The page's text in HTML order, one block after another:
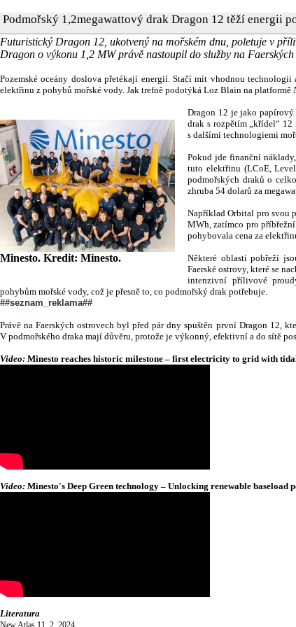
Podmořský 1,2megawattový drak Dragon 12 těží energii
Futuristický Dragon 12, ukotvený na mořském dnu, poletuje v
Dragon o výkonu 1,2 MW právě nastoupil do služby na Faerských
Pozemské oceány doslova přetékají energií. Stačí mít vhodnou
elektřinu z pohybů mořské vody. Jak trefně podotýká Loz Blain na platformě
Minesto. Kredit: Minesto.
Dragon 12 je jako
drak s rozpětím „křídel“
s dalšími technologiemi
Pokud jde finanční
tuto elektřinu (LCoE,
podmořských draků o
zhruba 54 dolarů za
Například Orbital pro svou
MWh, zatímco pro
pohybovala cena za
Některé oblasti pobřeží
Faerské ostrovy, které se
intenzivní přílivové
pohybům mořské vody, což je přesně to, co podmořský drak potřebuje.
##seznam_reklama##
Právě na Faerských ostrovech byl před pár dny spuštěn první Dragon 12,
V podmořského draka mají důvěru, protože je výkonný, efektivní a do sítě
Video: Minesto reaches historic milestone – first electricity to grid with
Video: Minesto's Deep Green technology – Unlocking renewable baseload
Literatura
New Atlas 11. 2. 2024.